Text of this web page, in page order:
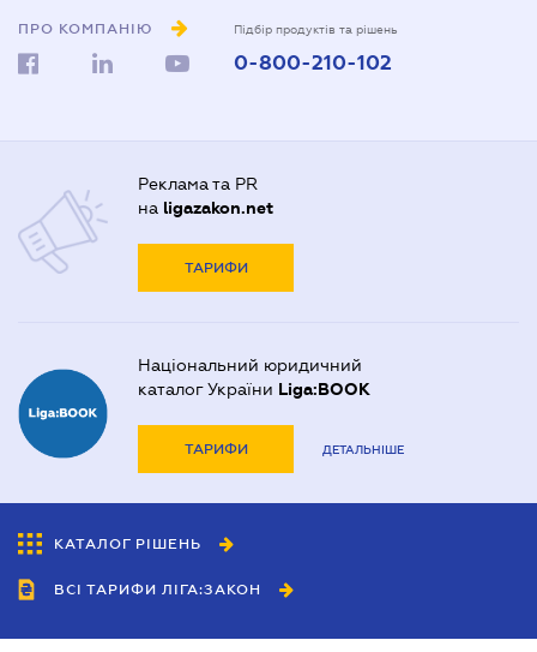
ПРО КОМПАНІЮ Підбір продуктів та рішень
0-800-210-102
Реклама та PR
на ligazakon.net
ТАРИФИ
Національний юридичний
каталог України Liga:BOOK
ТАРИФИ ДЕТАЛЬНІШЕ
КАТАЛОГ РІШЕНЬ
ВСІ ТАРИФИ ЛІГА:ЗАКОН